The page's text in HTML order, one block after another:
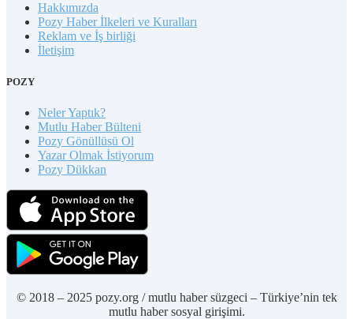
Hakkımızda
Pozy Haber İlkeleri ve Kuralları
Reklam ve İş birliği
İletişim
POZY
Neler Yaptık?
Mutlu Haber Bülteni
Pozy Gönüllüsü Ol
Yazar Olmak İstiyorum
Pozy Dükkan
© 2018 – 2025 pozy.org / mutlu haber süzgeci – Türkiye’nin tek
mutlu haber sosyal girişimi.